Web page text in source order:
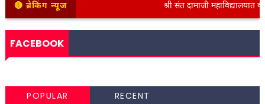
🔴 ब्रेकिंग न्यूज श्री संत दामाजी महाविद्यालयात
FACEBOOK
POPULAR RECENT